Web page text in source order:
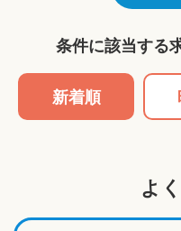
条件に該当する
新着順
よ